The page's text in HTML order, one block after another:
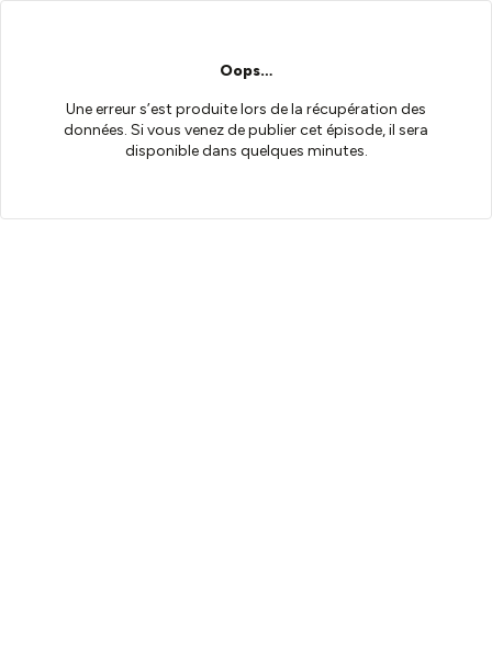
Oops…
Une erreur s’est produite lors de la récupération des
données. Si vous venez de publier cet épisode, il sera
disponible dans quelques minutes.